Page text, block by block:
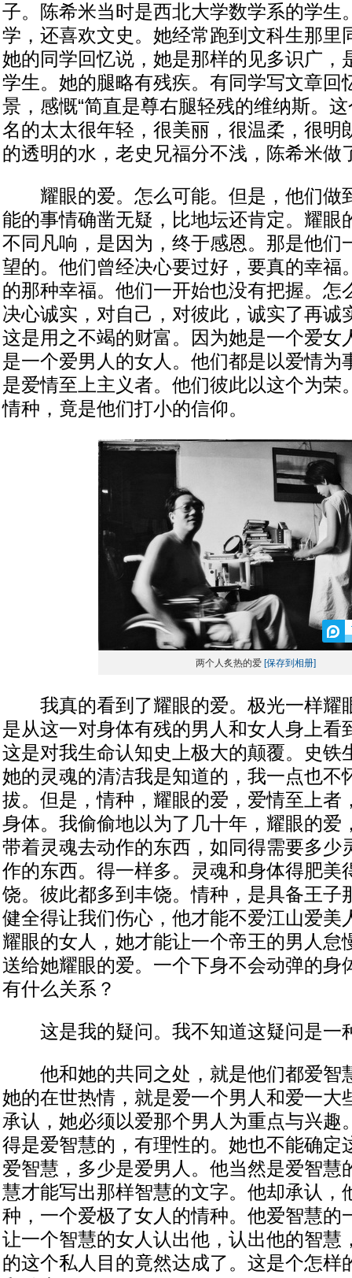
子。陈希米当时是西北大学数学系的学生
学，还喜欢文史。她经常跑到文科生那里
她的同学回忆说，她是那样的见多识广，
学生。她的腿略有残疾。有同学写文章回
景，感慨“简直是尊右腿轻残的维纳斯。
名的太太很年轻，很美丽，很温柔，很明
的透明的水，老史兄福分不浅，陈希米做
耀眼的爱。怎么可能。但是，他们做
能的事情确凿无疑，比地坛还肯定。耀眼
不同凡响，是因为，终于感恩。那是他们
望的。他们曾经决心要过好，要真的幸福
的那种幸福。他们一开始也没有把握。怎
决心诚实，对自己，对彼此，诚实了再诚
这是用之不竭的财富。因为她是一个爱女
是一个爱男人的女人。他们都是以爱情为
是爱情至上主义者。他们彼此以这个为荣
情种，竟是他们打小的信仰。
两个人炙热的爱 [保存到相册]
我真的看到了耀眼的爱。极光一样耀
是从这一对身体有残的男人和女人身上看
这是对我生命认知史上极大的颠覆。史铁
她的灵魂的清洁我是知道的，我一点也不
拔。但是，情种，耀眼的爱，爱情至上者
身体。我偷偷地以为了几十年，耀眼的爱
带着灵魂去动作的东西，如同得需要多少
作的东西。得一样多。灵魂和身体得肥美
饶。彼此都多到丰饶。情种，是具备王子
健全得让我们伤心，他才能不爱江山爱美
耀眼的女人，她才能让一个帝王的男人怠
送给她耀眼的爱。一个下身不会动弹的身
有什么关系？
这是我的疑问。我不知道这疑问是一
他和她的共同之处，就是他们都爱智
她的在世热情，就是爱一个男人和爱一大
承认，她必须以爱那个男人为重点与兴趣
得是爱智慧的，有理性的。她也不能确定
爱智慧，多少是爱男人。他当然是爱智慧
慧才能写出那样智慧的文字。他却承认，
种，一个爱极了女人的情种。他爱智慧的
让一个智慧的女人认出他，认出他的智慧
的这个私人目的竟然达成了。这是个怎样